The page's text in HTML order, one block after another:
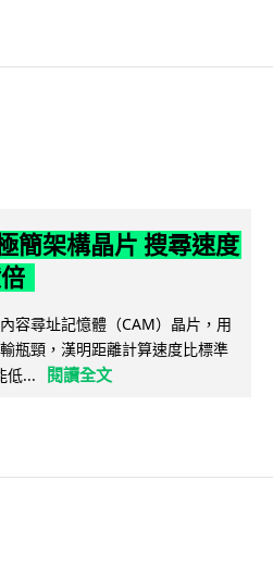
簡架構晶片 搜尋速度
容尋址記憶體（CAM）晶片，用
瓶頸，漢明距離計算速度比標準
低...
閱讀全文